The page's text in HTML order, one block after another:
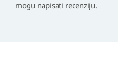
mogu napisati recenziju.